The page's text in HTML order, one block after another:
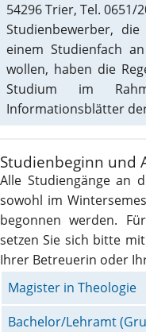
54296 Trier, Tel. 0651/
Studienbewerber,
einem Studienfach
wollen, haben die
Studium im
Informationsblätter
Studienbeginn und
Alle Studiengänge an
sowohl im
begonnen werden.
setzen Sie sich bitte
Ihrer Betreuerin oder
Magister in Theologie
Bachelor/Lehramt